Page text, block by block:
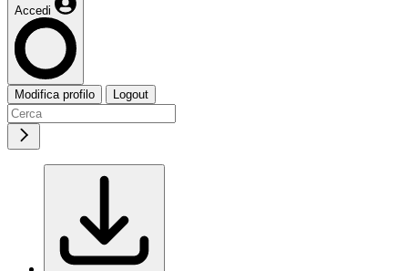
Accedi
Modifica profilo Logout